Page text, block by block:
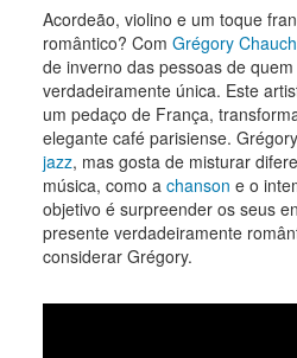
Acordeão, violino e um toque
romântico? Com Grégory
de inverno das pessoas de
verdadeiramente única. Este
um pedaço de França,
elegante café parisiense.
jazz, mas gosta de misturar
música, como a chanson e o
objetivo é surpreender os seus
presente verdadeiramente
considerar Grégory.